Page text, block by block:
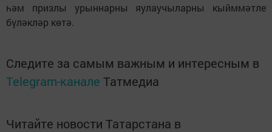
һәм приз­лы урыннарны яулаучыларны кыйммәтле
бүләкләр көтә.
Следите за самым важным и интересным в
Telegram-канале Татмедиа
Читайте новости Татарстана в